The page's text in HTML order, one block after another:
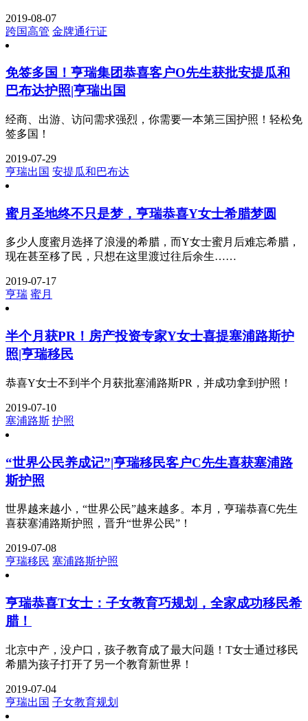
2019-08-07
跨国高管 金牌通行证
免签多国！亨瑞集团恭喜客户O先生获批安提瓜和
巴布达护照|亨瑞出国
经商、出游、访问需求强烈，你需要一本第三国护照！轻松免
签多国！
2019-07-29
亨瑞出国 安提瓜和巴布达
蜜月圣地终不只是梦，亨瑞恭喜Y女士希腊梦圆
多少人度蜜月选择了浪漫的希腊，而Y女士蜜月后难忘希腊，
现在甚至移了民，只想在这里渡过往后余生……
2019-07-17
亨瑞 蜜月
半个月获PR！房产投资专家Y女士喜提塞浦路斯护
照|亨瑞移民
恭喜Y女士不到半个月获批塞浦路斯PR，并成功拿到护照！
2019-07-10
塞浦路斯 护照
“世界公民养成记”|亨瑞移民客户C先生喜获塞浦路
斯护照
世界越来越小，“世界公民”越来越多。本月，亨瑞恭喜C先生
喜获塞浦路斯护照，晋升“世界公民”！
2019-07-08
亨瑞移民 塞浦路斯护照
亨瑞恭喜T女士：子女教育巧规划，全家成功移民希
腊！
北京中产，没户口，孩子教育成了最大问题！T女士通过移民
希腊为孩子打开了另一个教育新世界！
2019-07-04
亨瑞出国 子女教育规划